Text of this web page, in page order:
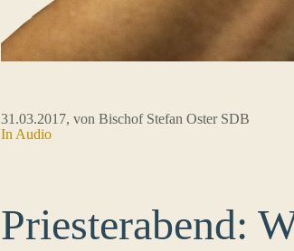
31.03.2017, von Bischof Stefan Oster SDB
In Audio
Priesterabend: